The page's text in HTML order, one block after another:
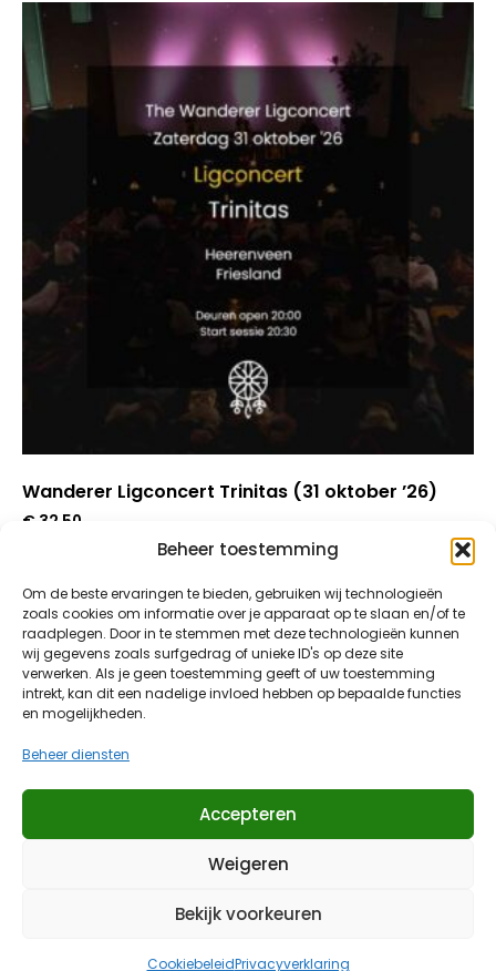
Beheer toestemming
Om de beste ervaringen te bieden, gebruiken wij technologieën
zoals cookies om informatie over je apparaat op te slaan en/of te
raadplegen. Door in te stemmen met deze technologieën kunnen
wij gegevens zoals surfgedrag of unieke ID's op deze site
verwerken. Als je geen toestemming geeft of uw toestemming
intrekt, kan dit een nadelige invloed hebben op bepaalde functies
en mogelijkheden.
Beheer diensten
Accepteren
Weigeren
Bekijk voorkeuren
CookiebeleidPrivacyverklaring
Wanderer Ligconcert Trinitas (31 oktober ’26)
€ 32,50
In Winkelmand
Algemene voorwaarden
Retourneren
© 2014 – 2026 – thewanderer4music.shop
Onderdeel van thewanderermusic.com